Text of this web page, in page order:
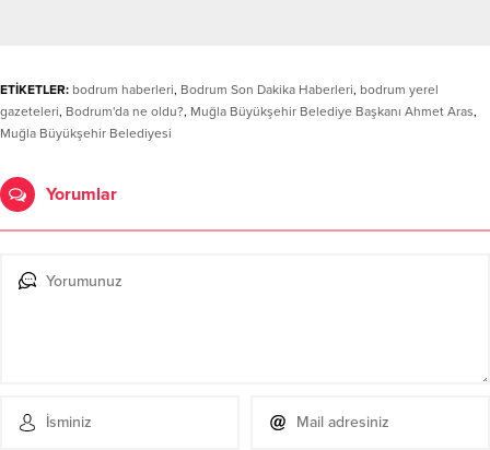
ETİKETLER: bodrum haberleri, Bodrum Son Dakika Haberleri, bodrum yerel
gazeteleri, Bodrum'da ne oldu?, Muğla Büyükşehir Belediye Başkanı Ahmet Aras,
Muğla Büyükşehir Belediyesi
Yorumlar